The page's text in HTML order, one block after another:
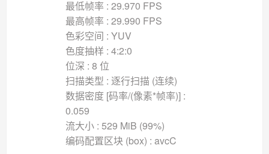
最低帧率 : 29.970 FPS
最高帧率 : 29.990 FPS
色彩空间 : YUV
色度抽样 : 4:2:0
位深 : 8 位
扫描类型 : 逐行扫描 (连续)
数据密度 [码率/(像素*帧率)] :
0.059
流大小 : 529 MiB (99%)
编码配置区块 (box) : avcC